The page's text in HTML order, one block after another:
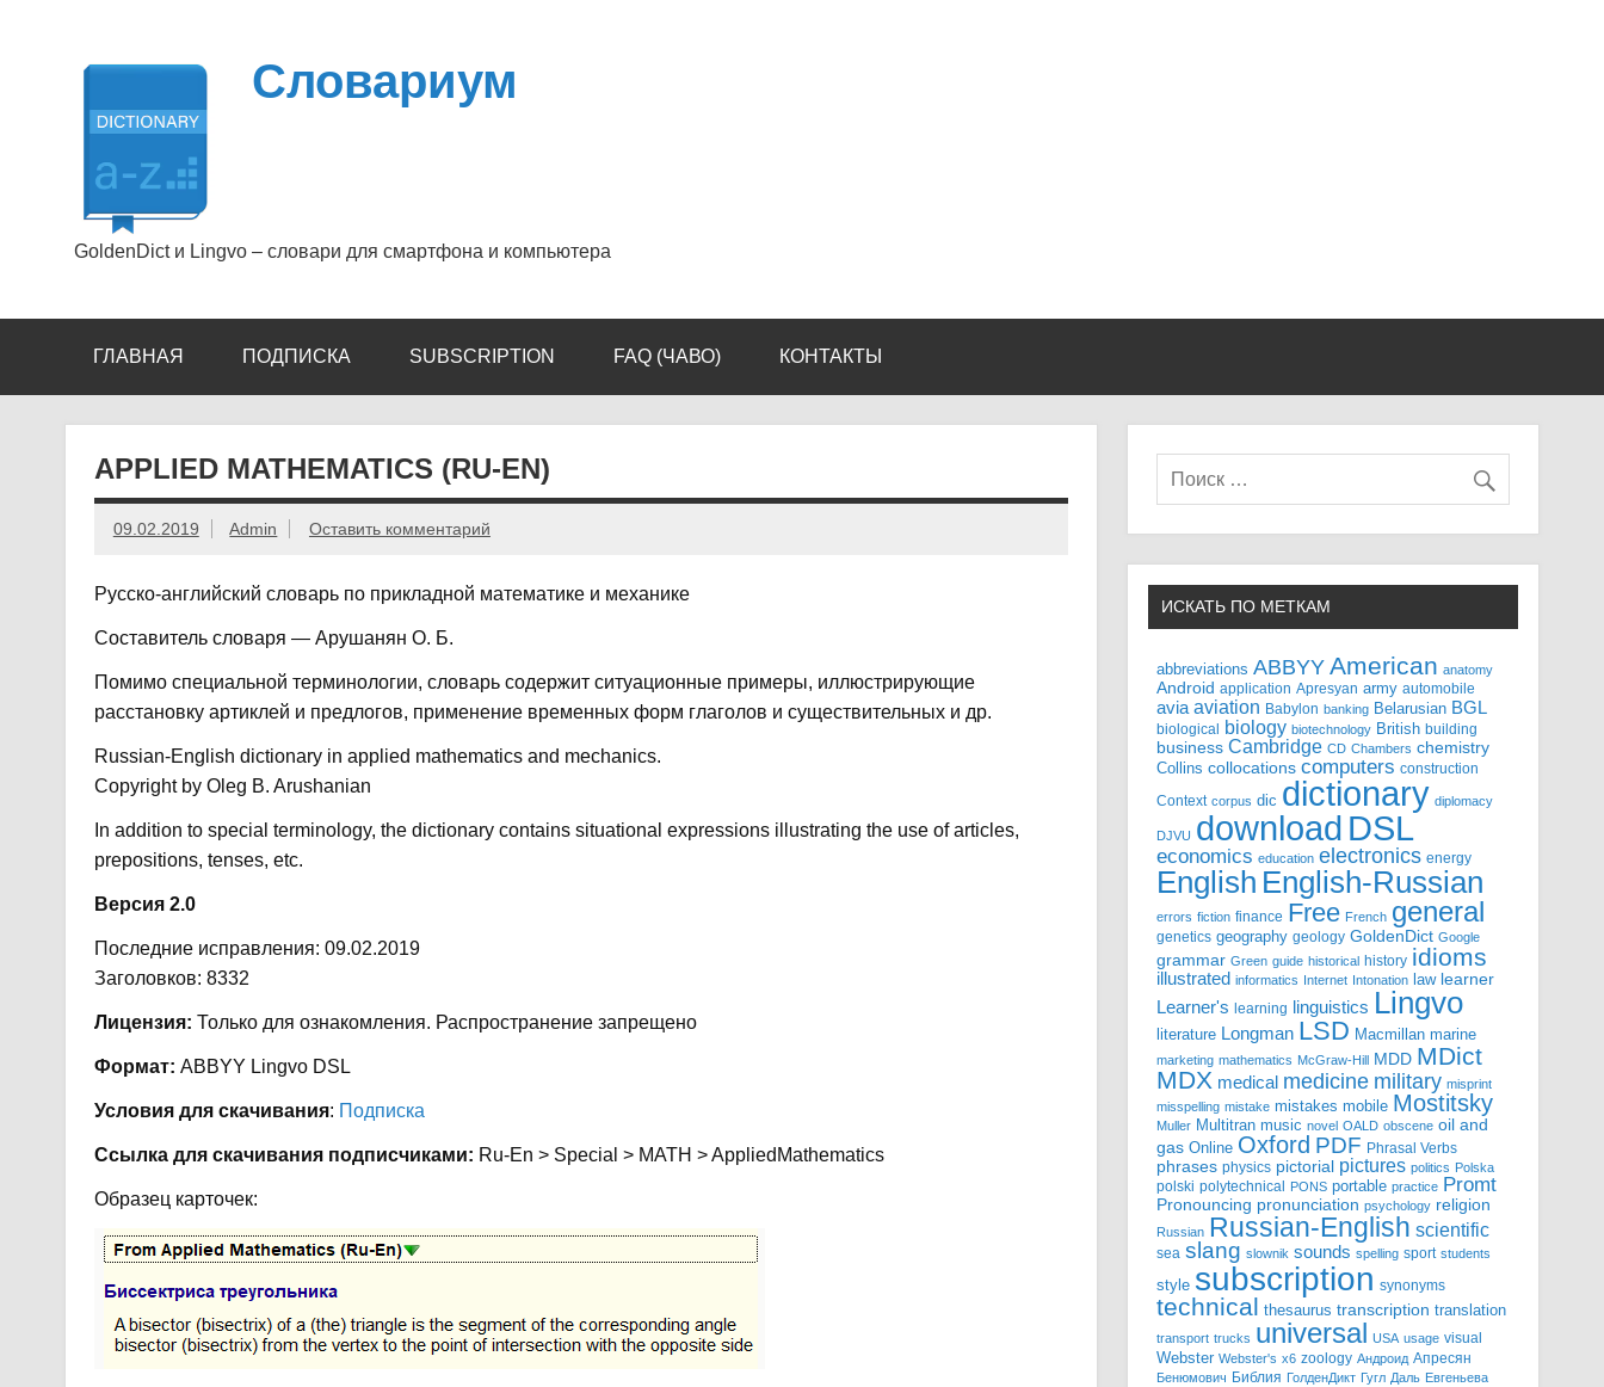
Словариум
GoldenDict и Lingvo – словари для смартфона и компьютера
ГЛАВНАЯ ПОДПИСКА SUBSCRIPTION FAQ (ЧАВО) КОНТАКТЫ
APPLIED MATHEMATICS (RU-EN)
09.02.2019 Admin Оставить комментарий
Русско-английский словарь по прикладной математике и механике
Составитель словаря — Арушанян О. Б.
Помимо специальной терминологии, словарь содержит ситуационные примеры, иллюстрирующие
расстановку артиклей и предлогов, применение временных форм глаголов и существительных и др.
Russian-English dictionary in applied mathematics and mechanics.
Copyright by Oleg B. Arushanian
In addition to special terminology, the dictionary contains situational expressions illustrating the use of articles,
prepositions, tenses, etc.
Версия 2.0
Последние исправления: 09.02.2019
Заголовков: 8332
Лицензия: Только для ознакомления. Распространение запрещено
Формат: ABBYY Lingvo DSL
Условия для скачивания: Подписка
Ссылка для скачивания подписчиками: Ru-En > Special > MATH > AppliedMathematics
Образец карточек:
ИСКАТЬ ПО МЕТКАМ
abbreviations ABBYY American anatomy
Android application Apresyan army automobile
avia aviation Babylon banking Belarusian BGL
biological biology biotechnology British building
business Cambridge CD Chambers chemistry
Collins collocations computers construction
Context corpus dic dictionary diplomacy
DJVU download DSL
economics education electronics energy
English English-Russian
errors fiction finance Free French general
genetics geography geology GoldenDict Google
grammar Green guide historical history idioms
illustrated informatics Internet Intonation law learner
Learner's learning linguistics Lingvo
literature Longman LSD Macmillan marine
marketing mathematics McGraw-Hill MDD MDict
MDX medical medicine military misprint
misspelling mistake mistakes mobile Mostitsky
Muller Multitran music novel OALD obscene oil and
gas Online Oxford PDF Phrasal Verbs
phrases physics pictorial pictures politics Polska
polski polytechnical PONS portable practice Promt
Pronouncing pronunciation psychology religion
Russian Russian-English scientific
sea slang slownik sounds spelling sport students
style subscription synonyms
technical thesaurus transcription translation
transport trucks universal USA usage visual
Webster Webster's x6 zoology Андроид Апресян
Бенюмович Библия ГолденДикт Гугл Даль Евгеньева